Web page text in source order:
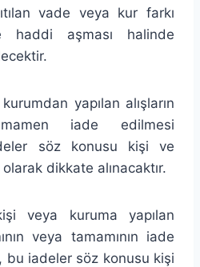
vade veya kur farkı
haddi aşması halinde
yapılan alışların
iade edilmesi
söz konusu kişi ve
dikkate alınacaktır.
veya kuruma yapılan
veya tamamının iade
bu iadeler söz konusu kişi